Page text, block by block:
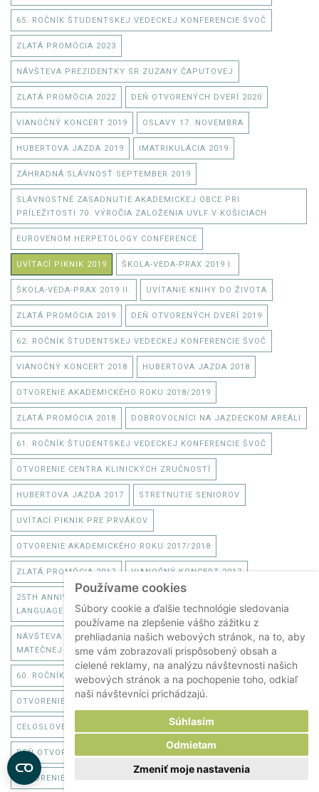
Používame cookies
Súbory cookie a ďalšie technológie sledovania
používame na zlepšenie vášho zážitku z
prehliadania našich webových stránok, na to, aby
sme vám zobrazovali prispôsobený obsah a
cielené reklamy, na analýzu návštevnosti našich
webových stránok a na pochopenie toho, odkiaľ
naši návštevníci prichádzajú.
Súhlasím
Odmietam
Zmeniť moje nastavenia
65. ROČNÍK ŠTUDENTSKEJ VEDECKEJ KONFERENCIE ŠVOČ
ZLATÁ PROMÓCIA 2023
NÁVŠTEVA PREZIDENTKY SR ZUZANY ČAPUTOVEJ
ZLATÁ PROMÓCIA 2022 DEŇ OTVORENÝCH DVERÍ 2020
VIANOČNÝ KONCERT 2019 OSLAVY 17. NOVEMBRA
HUBERTOVA JAZDA 2019 IMATRIKULÁCIA 2019
ZÁHRADNÁ SLÁVNOSŤ SEPTEMBER 2019
SLÁVNOSTNÉ ZASADNUTIE AKADEMICKEJ OBCE PRI
PRÍLEŽITOSTI 70. VÝROČIA ZALOŽENIA UVLF V KOŠICIACH
EUROVENOM HERPETOLOGY CONFERENCE
UVÍTACÍ PIKNIK 2019 ŠKOLA-VEDA-PRAX 2019 I.
ŠKOLA-VEDA-PRAX 2019 II. UVÍTANIE KNIHY DO ŽIVOTA
ZLATÁ PROMÓCIA 2019 DEŇ OTVORENÝCH DVERÍ 2019
62. ROČNÍK ŠTUDENTSKEJ VEDECKEJ KONFERENCIE ŠVOČ
VIANOČNÝ KONCERT 2018 HUBERTOVA JAZDA 2018
OTVORENIE AKADEMICKÉHO ROKU 2018/2019
ZLATÁ PROMÓCIA 2018 DOBROVOĽNÍCI NA JAZDECKOM AREÁLI
61. ROČNÍK ŠTUDENTSKEJ VEDECKEJ KONFERENCIE ŠVOČ
OTVORENIE CENTRA KLINICKÝCH ZRUČNOSTÍ
HUBERTOVA JAZDA 2017 STRETNUTIE SENIOROV
UVÍTACÍ PIKNIK PRE PRVÁKOV
OTVORENIE AKADEMICKÉHO ROKU 2017/2018
ZLATÁ PROMÓCIA 2017 VIANOČNÝ KONCERT 2017
25TH ANNIVERSARY OF VETERINARY EDUCATION IN ENGLISH
LANGUAGE - ALUMNI MEETING
NÁVŠTEVA MINISTERKY PÔDOHOSPODÁRSTVA GABRIELY
MATEČNEJ
60. ROČNÍK ŠTUDENTSKEJ VEDECKEJ KONFERENCIE ŠVOČ
OTVORENIE UNIVERZITNEJ VETERINÁRNEJ NEMOCNICE
CELOSLOVENSKÝ VETERINÁRNY PLES 2017
DEŇ OTVORENÝCH DVERÍ 2017
OTVORENIE AKADEMICKÉHO ROKU 2016/2017